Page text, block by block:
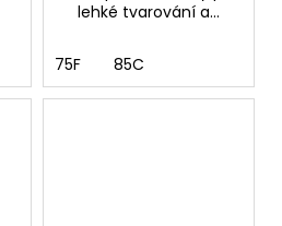
lehké tvarování a...
75F 85C